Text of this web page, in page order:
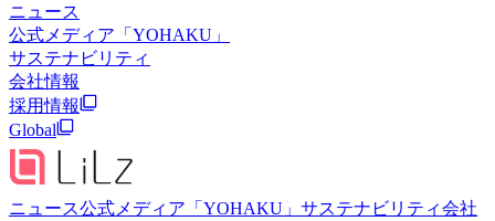
ニュース
公式メディア「YOHAKU」
サステナビリティ
会社情報
採用情報
Global
ニュース公式メディア「YOHAKU」 サステナビリティ会社